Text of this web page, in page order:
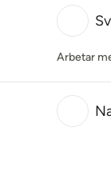
Arbetar